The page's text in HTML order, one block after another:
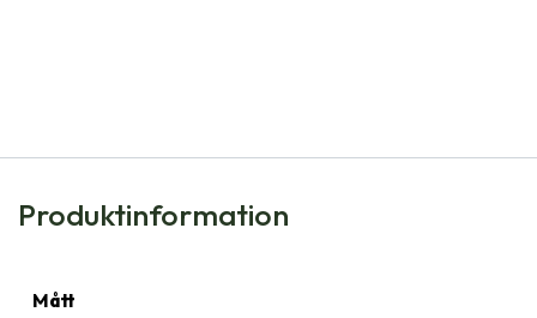
Produktinformation
Mått